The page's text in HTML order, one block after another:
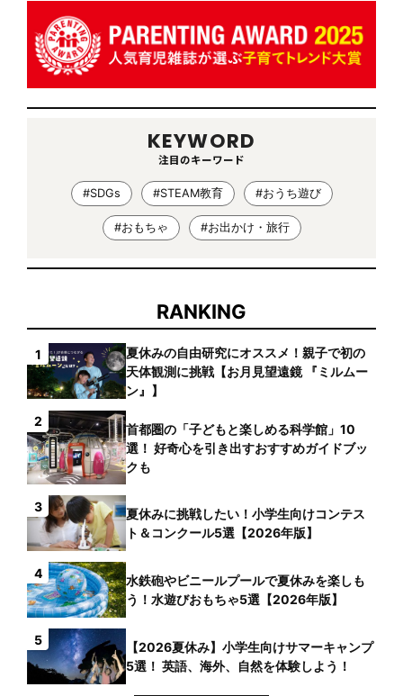
KEYWORD
注目のキーワード
#SDGs #STEAM教育 #おうち遊び
#おもちゃ #お出かけ・旅行
RANKING
1
夏休みの自由研究にオススメ！親子で初の
天体観測に挑戦【お月見望遠鏡 『ミルムー
ン』】
2
首都圏の「子どもと楽しめる科学館」10
選！ 好奇心を引き出すおすすめガイドブッ
クも
3
夏休みに挑戦したい！小学生向けコンテス
ト＆コンクール5選【2026年版】
4
水鉄砲やビニールプールで夏休みを楽しも
う！水遊びおもちゃ5選【2026年版】
5
【2026夏休み】小学生向けサマーキャンプ
5選！ 英語、海外、自然を体験しよう！